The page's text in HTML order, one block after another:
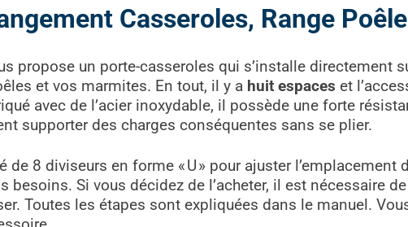
Casseroles, Range
propose un porte-casseroles qui s’installe directement
et vos marmites. En tout, il y a huit espaces et
avec de l’acier inoxydable, il possède une forte
supporter des charges conséquentes sans se plier.
de 8 diviseurs en forme « U » pour ajuster
besoins. Si vous décidez de l’acheter, il est nécessaire
Toutes les étapes sont expliquées dans le manuel.